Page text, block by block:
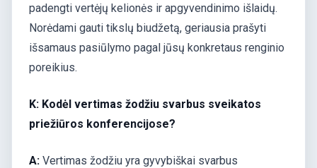
padengti vertėjų kelionės ir apgyvendinimo išlaidų.
Norėdami gauti tikslų biudžetą, geriausia prašyti
išsamaus pasiūlymo pagal jūsų konkretaus renginio
poreikius.
K: Kodėl vertimas žodžiu svarbus sveikatos
priežiūros konferencijose?
A: Vertimas žodžiu yra gyvybiškai svarbus